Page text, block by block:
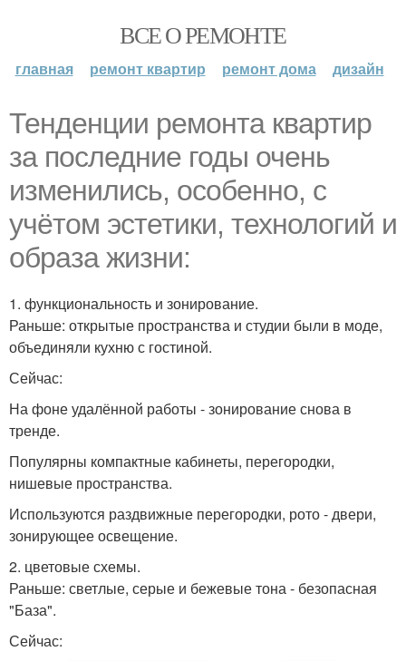
ВСЕ О РЕМОНТЕ
главная ремонт квартир ремонт дома дизайн
Тенденции ремонта квартир
за последние годы очень
изменились, особенно, с
учётом эстетики, технологий и
образа жизни:
1. функциональность и зонирование.
Раньше: открытые пространства и студии были в моде,
объединяли кухню с гостиной.
Сейчас:
На фоне удалённой работы - зонирование снова в
тренде.
Популярны компактные кабинеты, перегородки,
нишевые пространства.
Используются раздвижные перегородки, рото - двери,
зонирующее освещение.
2. цветовые схемы.
Раньше: светлые, серые и бежевые тона - безопасная
"База".
Сейчас: